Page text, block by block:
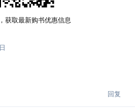
获取最新购书优惠信息
回复